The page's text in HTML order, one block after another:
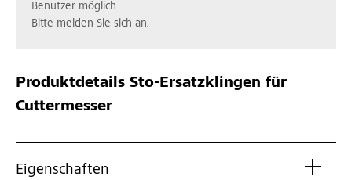
Benutzer möglich.
Bitte melden Sie sich an.
Produktdetails Sto-Ersatzklingen für
Cuttermesser
Eigenschaften